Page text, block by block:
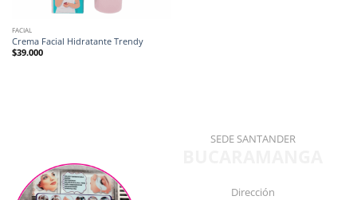
FACIAL
Crema Facial Hidratante Trendy
$39.000
SEDE SANTANDER
Dirección